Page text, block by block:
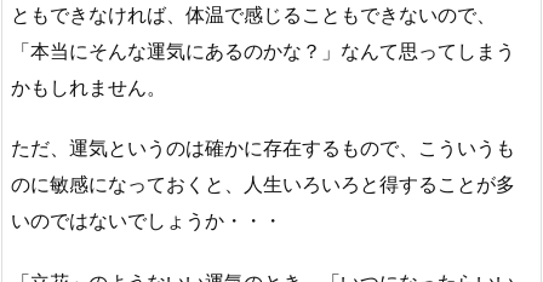
ともできなければ、体温で感じることもできないので、
「本当にそんな運気にあるのかな？」なんて思ってしまう
かもしれません。
ただ、運気というのは確かに存在するもので、こういうも
のに敏感になっておくと、人生いろいろと得することが多
いのではないでしょうか・・・